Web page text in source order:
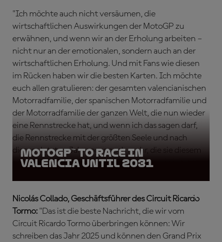
"Ich möchte auch nicht versäumen, die
wirtschaftlichen Auswirkungen der MotoGP zu
erwähnen, und wenn wir an der Erholung arbeiten –
nicht nur an der emotionalen, sondern auch an der
wirtschaftlichen Erholung. Und mit Fans wie diesen
im Rücken haben wir die besten Karten. Ich möchte
euch allen gratulieren: der gesamten valencianischen
Motorradfamilie, der spanischen Motorradfamilie und
der Motorradfamilie der ganzen Welt, die nun wieder
eine Rennstrecke hat, und wenn ich das sagen darf,
die Rennstrecke mit der größten Seele und nach
diesem letzten Jahr sogar noch mehr, die sie diesem
großartigen Sport bieten kann."
MotoGP™ to race in
Valencia until 2031
Nicolás Collado, Geschäftsführer des Circuit Ricardo
Tormo: "Das ist die beste Nachricht, die wir vom
Circuit Ricardo Tormo überbringen können: Wir
schreiben das Jahr 2025 und können den Grand Prix